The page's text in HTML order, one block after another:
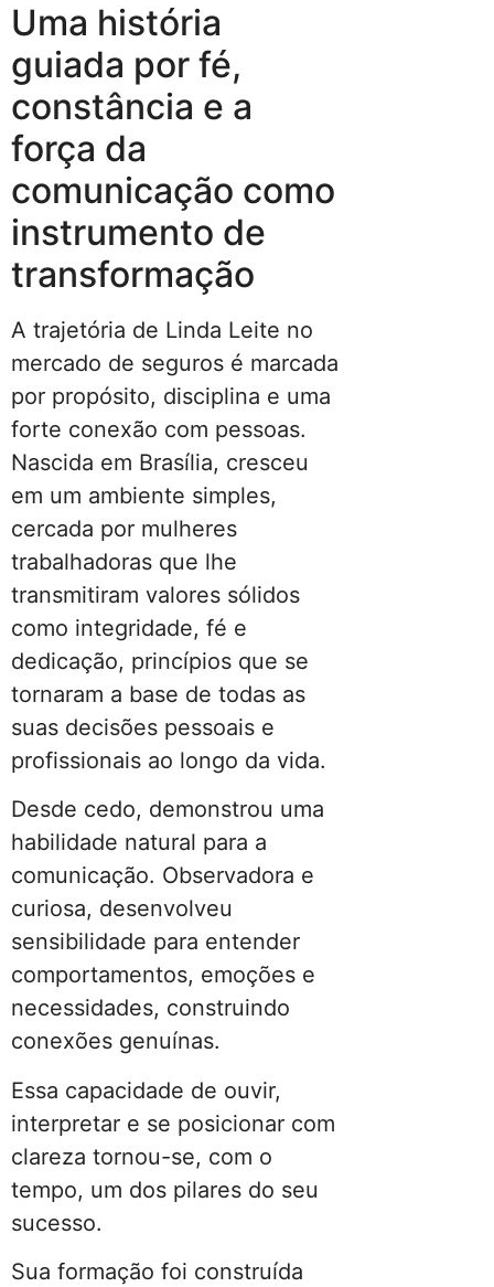
Uma história
guiada por fé,
constância e a
força da
comunicação como
instrumento de
transformação
A trajetória de Linda Leite no
mercado de seguros é marcada
por propósito, disciplina e uma
forte conexão com pessoas.
Nascida em Brasília, cresceu
em um ambiente simples,
cercada por mulheres
trabalhadoras que lhe
transmitiram valores sólidos
como integridade, fé e
dedicação, princípios que se
tornaram a base de todas as
suas decisões pessoais e
profissionais ao longo da vida.
Desde cedo, demonstrou uma
habilidade natural para a
comunicação. Observadora e
curiosa, desenvolveu
sensibilidade para entender
comportamentos, emoções e
necessidades, construindo
conexões genuínas.
Essa capacidade de ouvir,
interpretar e se posicionar com
clareza tornou-se, com o
tempo, um dos pilares do seu
sucesso.
Sua formação foi construída